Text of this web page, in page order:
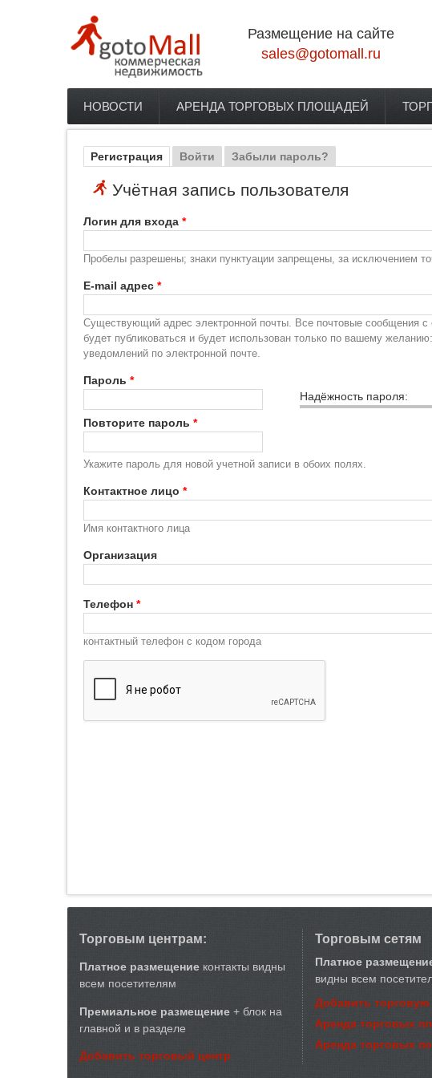
Размещение на сайте
sales@gotomall.ru
Главное меню
НОВОСТИ АРЕНДА ТОРГОВЫХ ПЛОЩАДЕЙ
Главные вкладки
Регистрация (активная вкладка)
Войти Забыли пароль?
Учётная запись пользователя
Логин для входа *
Пробелы разрешены; знаки пунктуации запрещены, за исключением
E-mail адрес *
Существующий адрес электронной почты. Все почтовые сообщения с
будет публиковаться и будет использован только по вашему
уведомлений по электронной почте.
Надёжность пароля:
Пароль *
Повторите пароль *
Укажите пароль для новой учетной записи в обоих полях.
Контактное лицо *
Имя контактного лица
Организация
Телефон *
контактный телефон с кодом города
Торговым центрам:
Платное размещение контакты видны
всем посетителям
Премиальное размещение + блок на
главной и в разделе
Добавить торговый центр
Торговым сетям
Платное
видны всем
Добавить торговую
Аренда торговых
Аренда торговых